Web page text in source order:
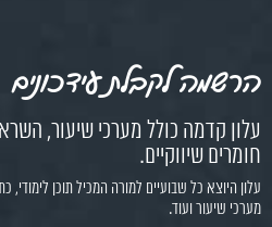
הרשמה לקבלת עידכונים
עלון קדמה כולל מערכי שיעור,
חומרים שיווקיים.
עלון היוצא כל שבועיים למורה המכיל תוכן
מערכי שיעור ועוד.